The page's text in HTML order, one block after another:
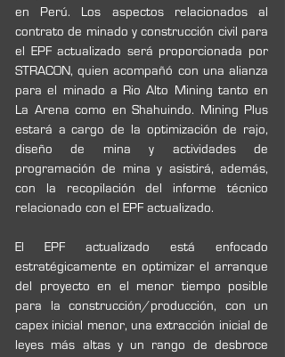
en Perú. Los aspectos relacionados al
contrato de minado y construcción civil para
el EPF actualizado será proporcionada por
STRACON, quien acompañó con una alianza
para el minado a Rio Alto Mining tanto en
La Arena como en Shahuindo. Mining Plus
estará a cargo de la optimización de rajo,
diseño de mina y actividades de
programación de mina y asistirá, además,
con la recopilación del informe técnico
relacionado con el EPF actualizado.
El EPF actualizado está enfocado
estratégicamente en optimizar el arranque
del proyecto en el menor tiempo posible
para la construcción/producción, con un
capex inicial menor, una extracción inicial de
leyes más altas y un rango de desbroce